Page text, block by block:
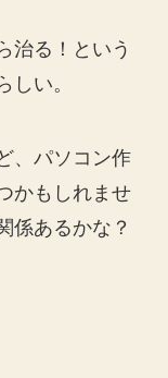
治る！という
しい。
、パソコン作
かもしれませ
係あるかな？